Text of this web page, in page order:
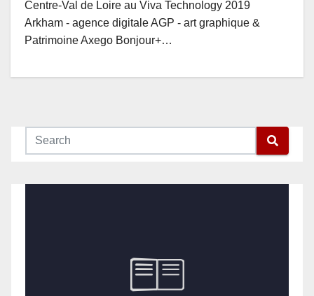
Centre-Val de Loire au Viva Technology 2019
Arkham - agence digitale AGP - art graphique &
Patrimoine Axego Bonjour+…